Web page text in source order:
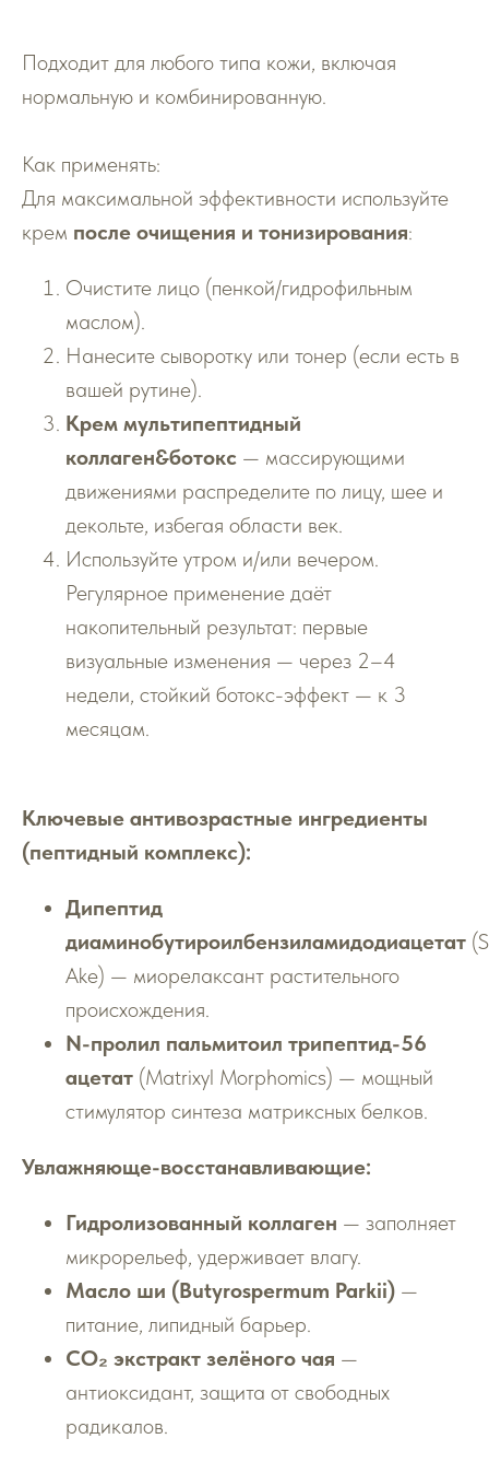
Подходит для любого типа кожи, включая
нормальную и комбинированную.
Как применять:
Для максимальной эффективности используйте
крем после очищения и тонизирования:
Очистите лицо (пенкой/гидрофильным
маслом).
Нанесите сыворотку или тонер (если есть в
вашей рутине).
Крем мультипептидный
коллаген&ботокс — массирующими
движениями распределите по лицу, шее и
декольте, избегая области век.
Используйте утром и/или вечером.
Регулярное применение даёт
накопительный результат: первые
визуальные изменения — через 2–4
недели, стойкий ботокс-эффект — к 3
месяцам.
Ключевые антивозрастные ингредиенты
(пептидный комплекс):
Дипептид
диаминобутироилбензиламидодиацетат
Ake) — миорелаксант растительного
происхождения.
N-пролил пальмитоил трипептид-56
ацетат (Matrixyl Morphomics) — мощный
стимулятор синтеза матриксных белков.
Увлажняюще-восстанавливающие:
Гидролизованный коллаген — заполняет
микрорельеф, удерживает влагу.
Масло ши (Butyrospermum Parkii) —
питание, липидный барьер.
СО₂ экстракт зелёного чая —
антиоксидант, защита от свободных
радикалов.